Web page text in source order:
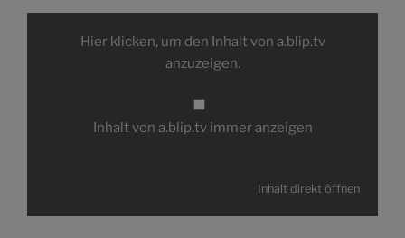
Inhalt
Hier klicken, um den Inhalt von a.blip.tv
anzuzeigen.
Inhalt von a.blip.tv immer anzeigen
Inhalt direkt öffnen